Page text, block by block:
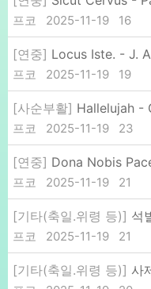
프코 2025-11-19 16
[연중] Locus Iste. - J.
프코 2025-11-19 19
[사순부활] Hallelujah -
프코 2025-11-19 23
[연중] Dona Nobis
프코 2025-11-19 21
[기타(축일.위령 등)] 석
프코 2025-11-19 21
[기타(축일.위령 등)] 사